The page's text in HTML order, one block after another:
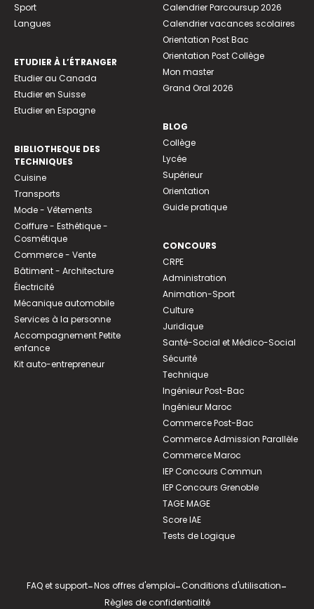
Sport
Langues
ETUDIER À L’ÉTRANGER
Etudier au Canada
Etudier en Suisse
Etudier en Espagne
BIBLIOTHEQUE DES
TECHNIQUES
Cuisine
Transports
Mode - Vêtements
Coiffure - Esthétique -
Cosmétique
Commerce - Vente
Bâtiment - Architecture
Électricité
Mécanique automobile
Services à la personne
Accompagnement Petite
enfance
Kit auto-entrepreneur
Calendrier Parcoursup 2026
Calendrier vacances scolaires
Orientation Post Bac
Orientation Post Collège
Mon master
Grand Oral 2026
BLOG
Collège
Lycée
Supérieur
Orientation
Guide pratique
CONCOURS
CRPE
Administration
Animation-Sport
Culture
Juridique
Santé-Social et Médico-Social
Sécurité
Technique
Ingénieur Post-Bac
Ingénieur Maroc
Commerce Post-Bac
Commerce Admission Parallèle
Commerce Maroc
IEP Concours Commun
IEP Concours Grenoble
TAGE MAGE
Score IAE
Tests de Logique
FAQ et support-Nos offres d'emploi-Conditions d'utilisation-
Règles de confidentialité